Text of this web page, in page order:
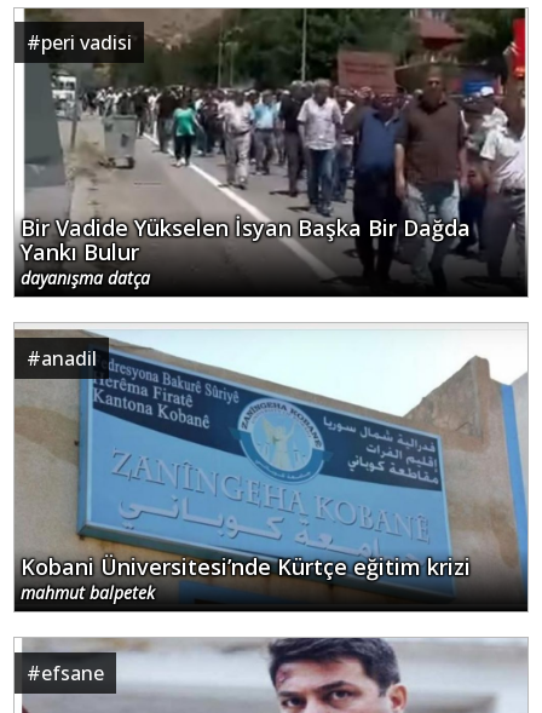
#peri vadisi
Bir Vadide Yükselen İsyan Başka Bir Dağda
Yankı Bulur
dayanışma datça
#anadil
Kobani Üniversitesi’nde Kürtçe eğitim krizi
mahmut balpetek
#efsane